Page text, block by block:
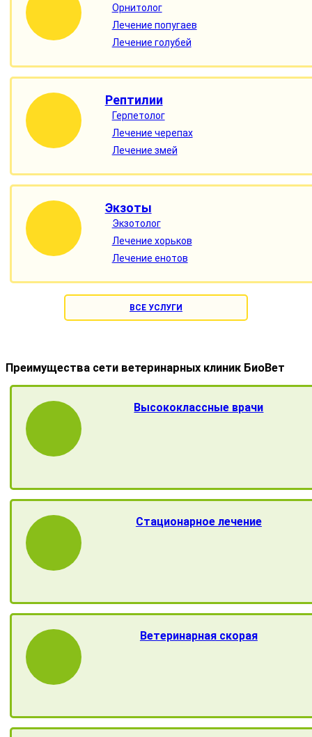
Орнитолог
Лечение попугаев
Лечение голубей
Рептилии
Герпетолог
Лечение черепах
Лечение змей
Экзоты
Экзотолог
Лечение хорьков
Лечение енотов
ВСЕ УСЛУГИ
Преимущества сети ветеринарных клиник БиоВет
Высококлассные врачи
Стационарное лечение
Ветеринарная скорая